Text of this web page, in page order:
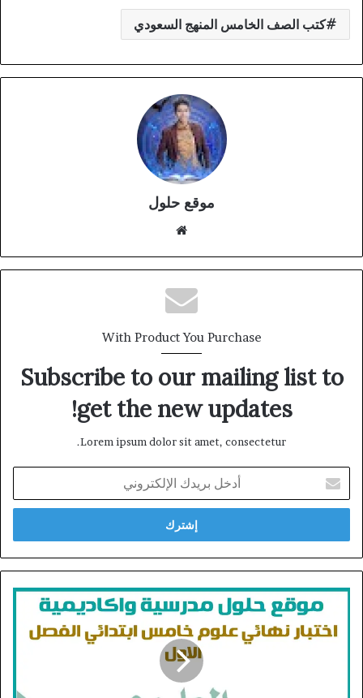
كتب الصف الخامس المنهج السعودي
موقع حلول
With Product You Purchase
Subscribe to our mailing list to
get the new updates!
Lorem ipsum dolor sit amet, consectetur.
بريدك
الإلكتروني